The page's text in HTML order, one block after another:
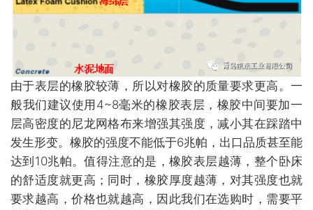
由于表层的橡胶较薄，所以对橡胶的质量要求更高。一
般我们建议使用4~8毫米的橡胶表层，橡胶中间要加一
层高密度的尼龙网格布来增强其强度，减小其在踩踏中
发生形变。 橡胶的强度不能低于6兆帕，出口品质甚至能
达到10兆帕。值得注意的是，橡胶表层越薄，整个卧床
的舒适度就更高；同时，橡胶厚度越薄，对其强度也就
要求越高，价格也就越高，因此我们在选购时，需要平